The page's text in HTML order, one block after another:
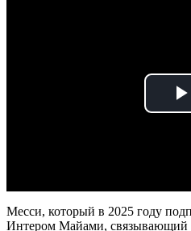
Месси, который в 2025 году
Интером Майами, связывающий